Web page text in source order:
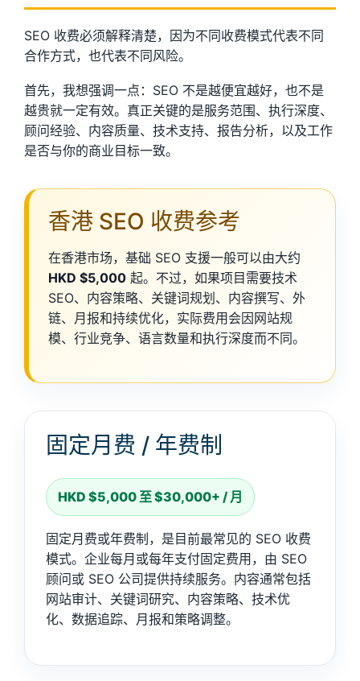
SEO 收费必须解释清楚，因为不同收费模式代表不同
合作方式，也代表不同风险。
首先，我想强调一点：SEO 不是越便宜越好，也不是
越贵就一定有效。真正关键的是服务范围、执行深度、
顾问经验、内容质量、技术支持、报告分析，以及工作
是否与你的商业目标一致。
香港 SEO 收费参考
在香港市场，基础 SEO 支援一般可以由大约
HKD $5,000 起。不过，如果项目需要技术
SEO、内容策略、关键词规划、内容撰写、外
链、月报和持续优化，实际费用会因网站规
模、行业竞争、语言数量和执行深度而不同。
固定月费 / 年费制
HKD $5,000 至 $30,000+ / 月
固定月费或年费制，是目前最常见的 SEO 收费
模式。企业每月或每年支付固定费用，由 SEO
顾问或 SEO 公司提供持续服务。内容通常包括
网站审计、关键词研究、内容策略、技术优
化、数据追踪、月报和策略调整。